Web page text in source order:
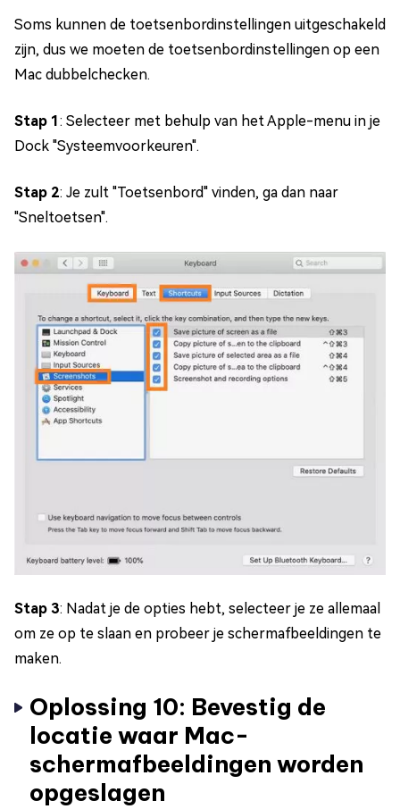
Soms kunnen de toetsenbordinstellingen uitgeschakeld
zijn, dus we moeten de toetsenbordinstellingen op een
Mac dubbelchecken.
Stap 1: Selecteer met behulp van het Apple-menu in je
Dock "Systeemvoorkeuren".
Stap 2: Je zult "Toetsenbord" vinden, ga dan naar
"Sneltoetsen".
Stap 3: Nadat je de opties hebt, selecteer je ze allemaal
om ze op te slaan en probeer je schermafbeeldingen te
maken.
Oplossing 10: Bevestig de
locatie waar Mac-
schermafbeeldingen worden
opgeslagen